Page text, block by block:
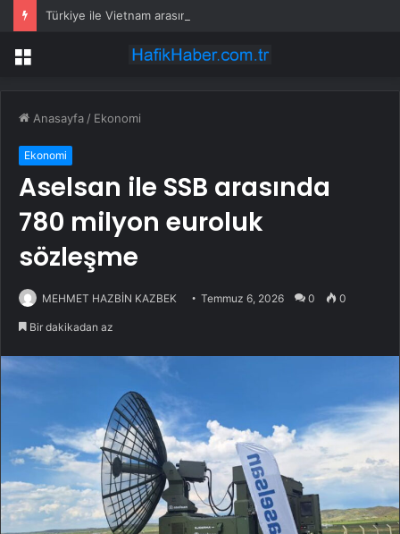
Menü
Anasayfa / Ekonomi
Ekonomi
Aselsan ile SSB arasında
780 milyon euroluk
sözleşme
MEHMET HAZBİN KAZBEK Temmuz 6, 2026 0 0
Bir dakikadan az